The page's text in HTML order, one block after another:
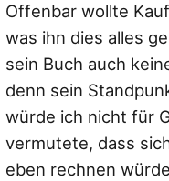
Offenbar wollte
was ihn dies alles
sein Buch auch
denn sein
würde ich nicht für
vermutete, dass
eben rechnen